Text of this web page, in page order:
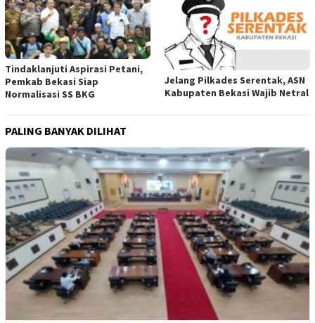
Tindaklanjuti Aspirasi Petani,
Pemkab Bekasi Siap
Normalisasi SS BKG
Jelang Pilkades Serentak, ASN
Kabupaten Bekasi Wajib Netral
PALING BANYAK DILIHAT